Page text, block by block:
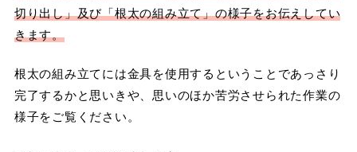
切り出し」及び「根太の組み立て」の様子をお伝えしてい
きます。
根太の組み立てには金具を使用するということであっさり
完了するかと思いきや、思いのほか苦労させられた作業の
様子をご覧ください。